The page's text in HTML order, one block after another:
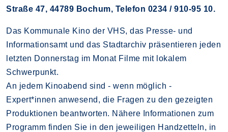
Straße 47, 44789 Bochum, Telefon 0234 / 910-95 10.
Das Kommunale Kino der VHS, das Presse- und
Informationsamt und das Stadtarchiv präsentieren jeden
letzten Donnerstag im Monat Filme mit lokalem
Schwerpunkt.
An jedem Kinoabend sind - wenn möglich -
Expert*innen anwesend, die Fragen zu den gezeigten
Produktionen beantworten. Nähere Informationen zum
Programm finden Sie in den jeweiligen Handzetteln, in